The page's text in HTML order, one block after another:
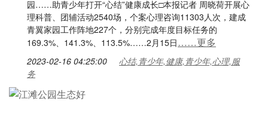
园……助青少年打开“心结”健康成长□本报记者 周晓荷开展心
理科普、团辅活动2540场，个案心理咨询11303人次，建成
青翼家园工作阵地227个，分别完成年度目标任务的
169.3%、141.3%、113.5%……2月15日……更多
2023-02-16 04:25:00
心结,青少年,健康,青少年,心理,服
务